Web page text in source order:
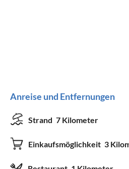
Anreise und Entfernungen
Strand 7 Kilometer
Einkaufsmöglichkeit 3